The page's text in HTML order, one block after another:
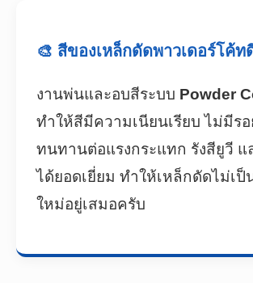
🎨 สีของเหล็กดัดพาวเดอร์โค้ท
งานพ่นและอบสีระบบ Powder
ทำให้สีมีความเนียนเรียบ ไม่มีรอ
ทนทานต่อแรงกระแทก รังสียูวี
ได้ยอดเยี่ยม ทำให้เหล็กดัดไม่เ
ใหม่อยู่เสมอครับ